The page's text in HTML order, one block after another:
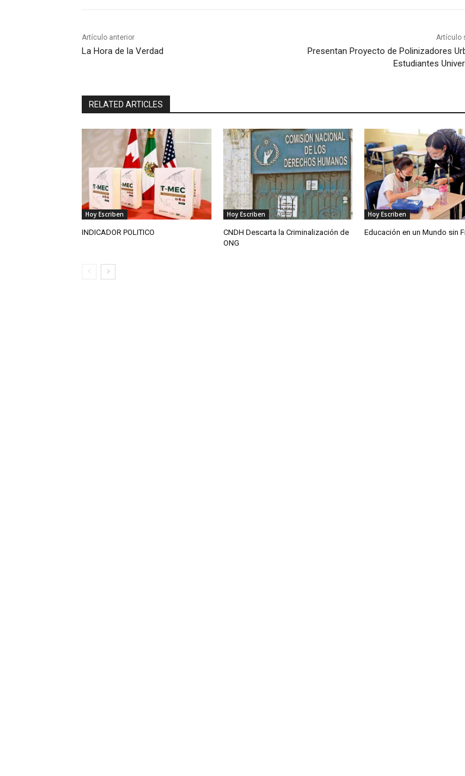
Artículo anterior
La Hora de la Verdad
Artículo
Presentan Proyecto de Polinizadores
Estudiantes
RELATED ARTICLES
Hoy Escriben
INDICADOR POLITICO
Hoy Escriben
CNDH Descarta la Criminalización de
ONG
Hoy Escriben
Educación en un Mundo sin